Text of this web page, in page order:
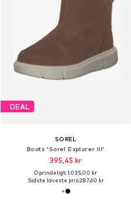
DEAL
SOREL
Boots 'Sorel Explorer III'
395,45 kr
Oprindeligt: 1.035,00 kr
Sidste laveste pris:287,60 kr